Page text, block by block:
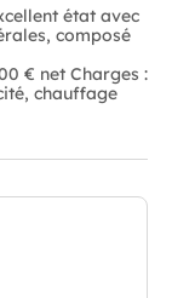
état avec
composé
€ net Charges :
chauffage